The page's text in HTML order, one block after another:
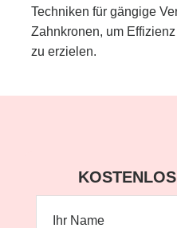
Techniken für gängige
Zahnkronen, um
zu erzielen.